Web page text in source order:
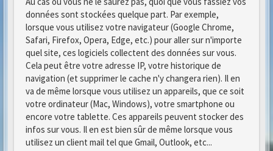
données sont stockées quelque part. Par exemple,
lorsque vous utilisez votre navigateur (Google Chrome,
Safari, Firefox, Opera, Edge, etc.) pour aller sur n'importe
quel site, ces logiciels collectent des données sur vous.
Cela peut être votre adresse IP, votre historique de
navigation (et supprimer le cache n'y changera rien). Il en
va de même lorsque vous utilisez un appareils, que ce soit
votre ordinateur (Mac, Windows), votre smartphone ou
encore votre tablette. Ces appareils peuvent stocker des
infos sur vous. Il en est bien sûr de même lorsque vous
utilisez un client mail tel que Gmail, Outlook, etc...